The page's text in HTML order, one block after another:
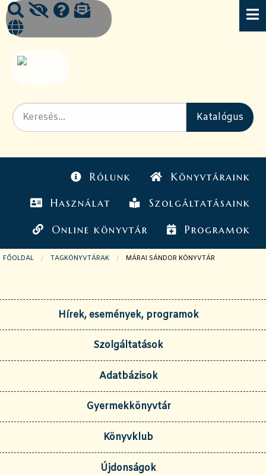
Rólunk Könyvtáraink
Használat Szolgáltatásaink
Online könyvtár Programok
FŐOLDAL TAGKÖNYVTÁRAK JELENLEGI OLDAL:
MÁRAI SÁNDOR KÖNYVTÁR
Hírek, események, programok
Szolgáltatások
Adatbázisok
Gyermekkönyvtár
Könyvklub
Újdonságok